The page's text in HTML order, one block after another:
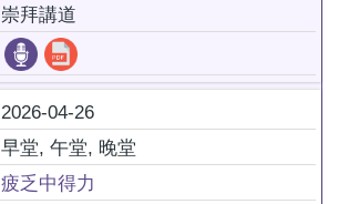
崇拜講道
2026-04-26
早堂, 午堂, 晚堂
疲乏中得力